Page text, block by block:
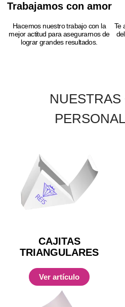
Trabajamos con amor
Hacemos nuestro trabajo con la
mejor actitud para asegurarnos de
lograr grandes resultados.
Te
NUESTRAS
CAJITAS
TRIANGULARES
Ver artículo